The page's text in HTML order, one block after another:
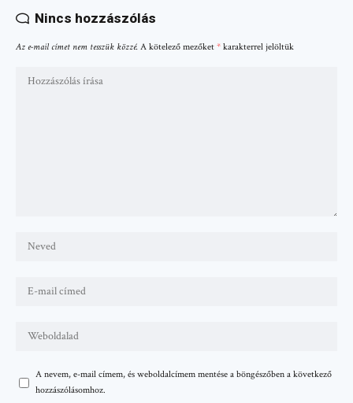
Nincs hozzászólás
Az e-mail címet nem tesszük közzé. A kötelező mezőket * karakterrel jelöltük
A nevem, e-mail címem, és weboldalcímem mentése a böngészőben a következő
hozzászólásomhoz.